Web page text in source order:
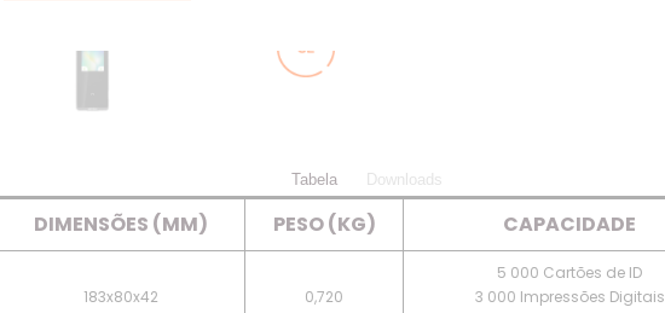
Tabela Downloads
DIMENSÕES (MM) PESO (KG) CAPACIDADE
183x80x42 0,720
5 000 Cartões de ID
3 000 Impressões Digitais